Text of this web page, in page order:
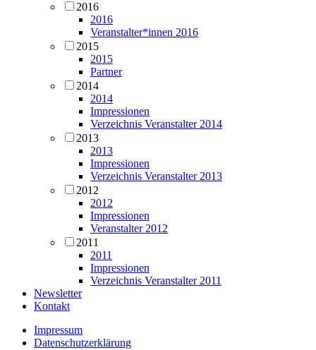
2016
2016
Veranstalter*innen 2016
2015
2015
Partner
2014
2014
Impressionen
Verzeichnis Veranstalter 2014
2013
2013
Impressionen
Verzeichnis Veranstalter 2013
2012
2012
Impressionen
Veranstalter 2012
2011
2011
Impressionen
Verzeichnis Veranstalter 2011
Newsletter
Kontakt
Impressum
Datenschutzerklärung